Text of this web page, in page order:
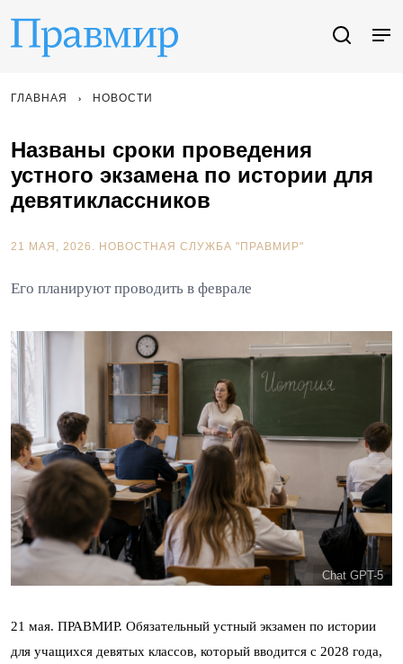
ГЛАВНАЯ НОВОСТИ
Названы сроки проведения
устного экзамена по истории для
девятиклассников
21 МАЯ, 2026. НОВОСТНАЯ СЛУЖБА "ПРАВМИР"
Его планируют проводить в феврале
Chat GPT-5
21 мая. ПРАВМИР. Обязательный устный экзамен по истории
для учащихся девятых классов, который вводится с 2028 года,